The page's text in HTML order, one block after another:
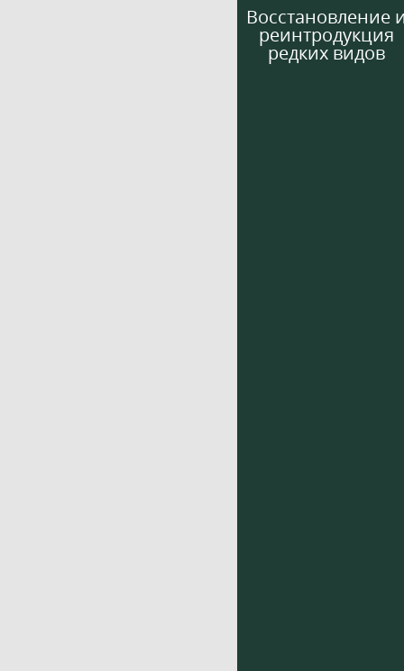
Восстановление
реинтродукция
редких видов